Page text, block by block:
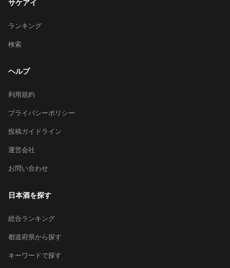
サケアイ
ランキング
検索
ヘルプ
利用規約
プライバシーポリシー
投稿ガイドライン
運営会社
お問い合わせ
日本酒を探す
総合ランキング
都道府県から探す
キーワードで探す